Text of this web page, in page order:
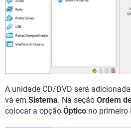
A unidade CD/DVD será
vá em Sistema. Na seção Ordem
colocar a opção Óptico no primeiro